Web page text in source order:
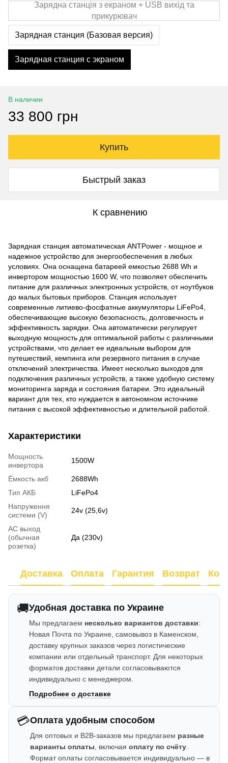
Зарядна станція з екраном + USB вихід та
прикурювач
Зарядная станция (Базовая версия)
Зарядная станция с экраном
В наличии
33 800 грн
Купить
Быстрый заказ
К сравнению
Зарядная станция автоматическая ANTPower - мощное и
надежное устройство для энергообеспечения в любых
условиях. Она оснащена батареей емкостью 2688 Wh и
инвертором мощностью 1600 W, что позволяет обеспечить
питание для различных электронных устройств, от ноутбуков
до малых бытовых приборов. Станция использует
современные литиево-фосфатные аккумуляторы LiFePo4,
обеспечивающие высокую безопасность, долговечность и
эффективность зарядки. Она автоматически регулирует
выходную мощность для оптимальной работы с различными
устройствами, что делает ее идеальным выбором для
путешествий, кемпинга или резервного питания в случае
отключений электричества. Имеет несколько выходов для
подключения различных устройств, а также удобную систему
мониторинга заряда и состояния батареи. Это идеальный
вариант для тех, кто нуждается в автономном источнике
питания с высокой эффективностью и длительной работой.
Характеристики
Мощность
инвертора
1500W
Ёмкость акб
2688Wh
Тип АКБ
LiFePo4
Напруження
системи (V)
24v (25,6v)
AC выход
(обычная
розетка)
Да (230v)
Доставка Оплата Гарантия Возврат
🚚Удобная доставка по Украине
Мы предлагаем несколько вариантов доставки:
Новая Почта по Украине, самовывоз в Каменском,
доставку крупных заказов через логистические
компании или отдельный транспорт. Для некоторых
форматов доставки детали согласовываются
индивидуально с менеджером.
Подробнее о доставке
💳Оплата удобным способом
Для оптовых и B2B-заказов мы предлагаем разные
варианты оплаты , включая оплату по счёту
Формат оплаты согласовывается индивидуально — в